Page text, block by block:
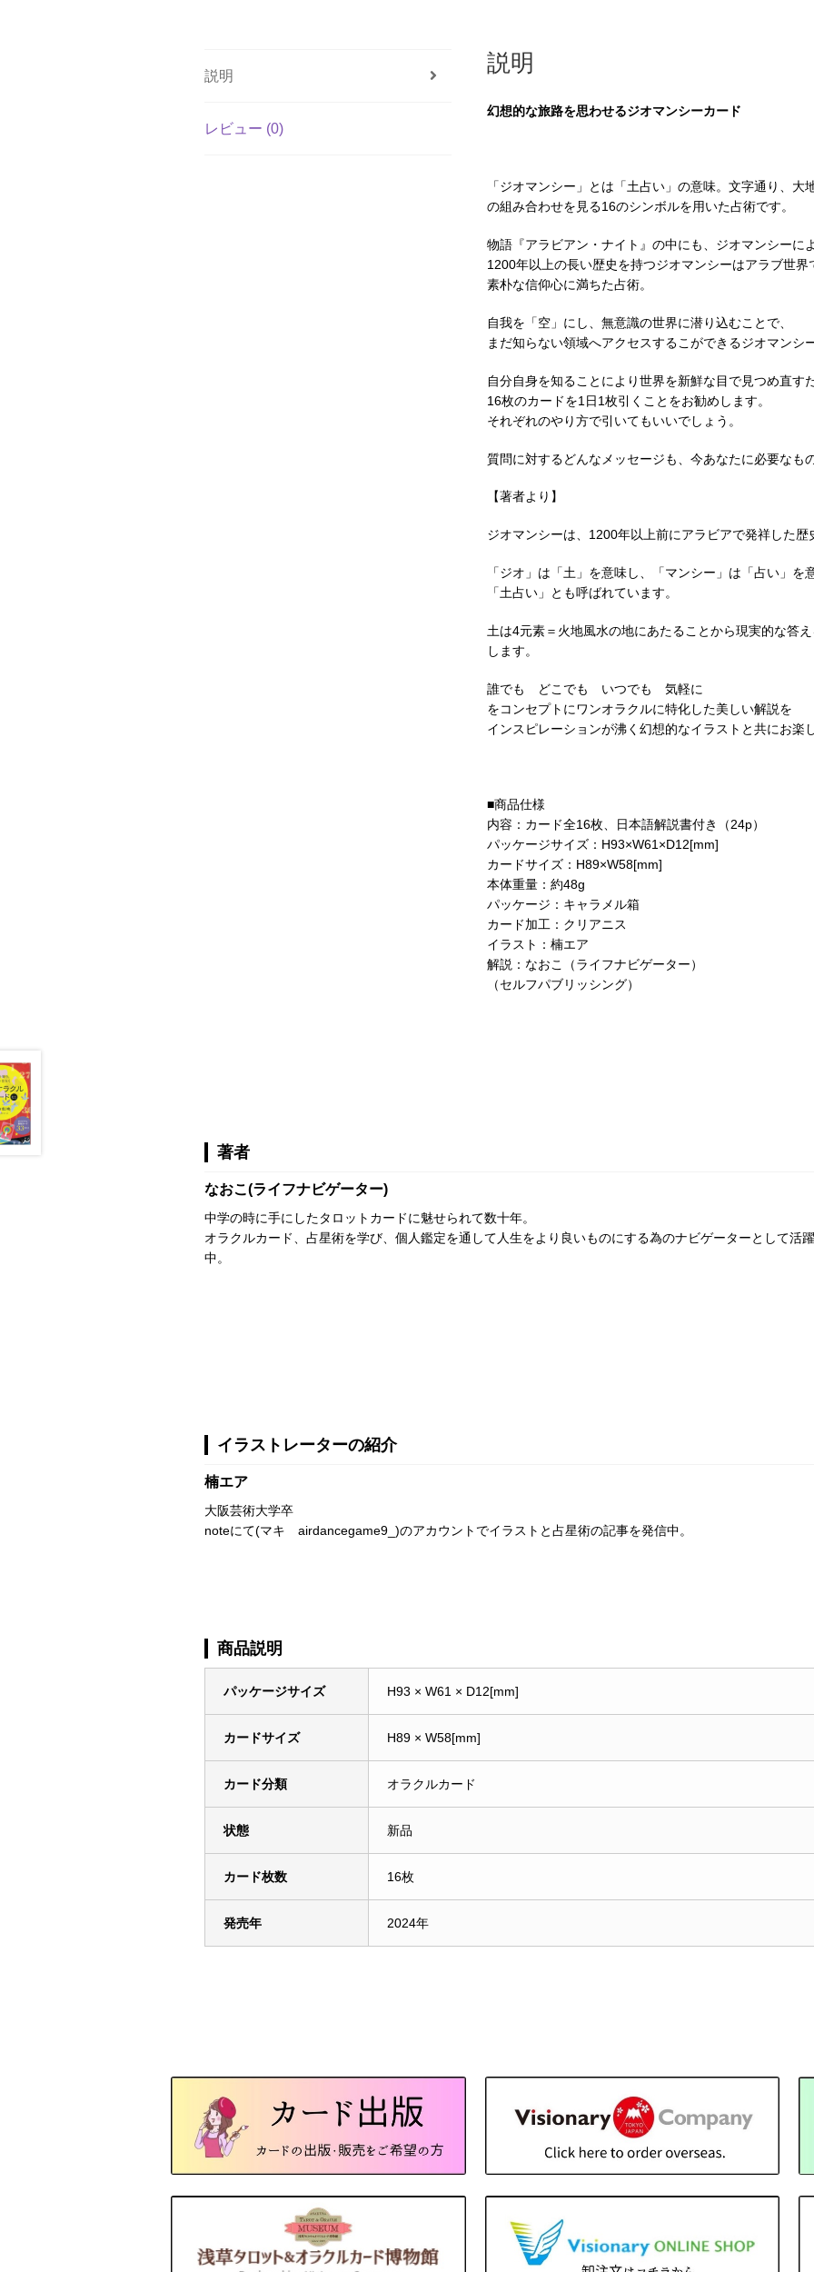
説明
レビュー (0)
説明
幻想的な旅路を思わせるジオマンシーカード
「ジオマンシー」とは「土占い」の意味。文字通り、
の組み合わせを見る16のシンボルを用いた占術です。
物語『アラビアン・ナイト』の中にも、ジオマンシーに
1200年以上の長い歴史を持つジオマンシーはアラブ世
素朴な信仰心に満ちた占術。
自我を「空」にし、無意識の世界に潜り込むことで、
まだ知らない領域へアクセスするこができるジオマンシ
自分自身を知ることにより世界を新鮮な目で見つめ直す
16枚のカードを1日1枚引くことをお勧めします。
それぞれのやり方で引いてもいいでしょう。
質問に対するどんなメッセージも、今あなたに必要なも
【著者より】
ジオマンシーは、1200年以上前にアラビアで発祥した歴
「ジオ」は「土」を意味し、「マンシー」は「占い」を
「土占い」とも呼ばれています。
土は4元素＝火地風水の地にあたることから現実的な答
します。
誰でも どこでも いつでも 気軽に
をコンセプトにワンオラクルに特化した美しい解説を
インスピレーションが沸く幻想的なイラストと共にお楽
■商品仕様
内容：カード全16枚、日本語解説書付き（24p）
パッケージサイズ：H93×W61×D12[mm]
カードサイズ：H89×W58[mm]
本体重量：約48g
パッケージ：キャラメル箱
カード加工：クリアニス
イラスト：楠エア
解説：なおこ（ライフナビゲーター）
（セルフパブリッシング）
著者
なおこ(ライフナビゲーター)
中学の時に手にしたタロットカードに魅せられて数十年。
オラクルカード、占星術を学び、個人鑑定を通して人生をより良いものにする為のナビゲーターとして活
中。
イラストレーターの紹介
楠エア
大阪芸術大学卒
noteにて(マキ airdancegame9_)のアカウントでイラストと占星術の記事を発信中。
商品説明
パッケージサイズ H93 × W61 × D12[mm]
カードサイズ H89 × W58[mm]
カード分類 オラクルカード
状態 新品
カード枚数 16枚
発売年 2024年